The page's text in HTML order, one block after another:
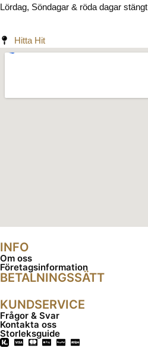
Lördag, Söndagar & röda dagar stängt
Hitta Hit
INFO
Om oss
Företagsinformation
BETALNINGSSÄTT
KUNDSERVICE
Frågor & Svar
Kontakta oss
Storleksguide